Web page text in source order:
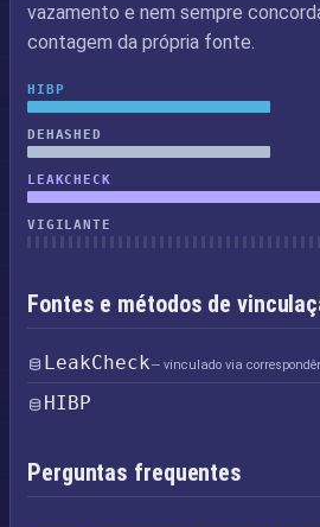
vazamento e nem sempre
contagem da própria fonte.
HIBP
DEHASHED
LEAKCHECK
VIGILANTE
Fontes e métodos de
LeakCheck— vinculado via
HIBP
Perguntas frequentes